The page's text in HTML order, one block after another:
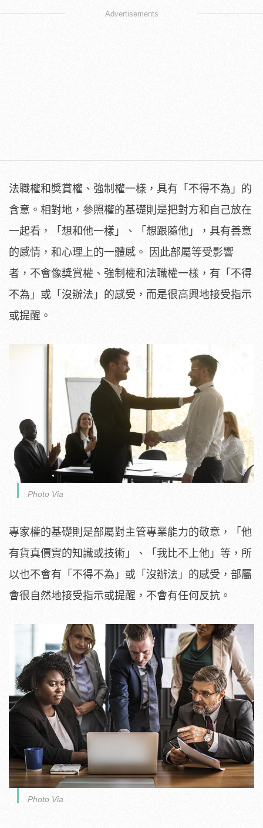
Advertisements
法職權和獎賞權、強制權一樣，具有「不得不為」的
含意。相對地，參照權的基礎則是把對方和自己放在
一起看，「想和他一樣」、「想跟隨他」，具有善意
的感情，和心理上的一體感。 因此部屬等受影響
者，不會像獎賞權、強制權和法職權一樣，有「不得
不為」或「沒辦法」的感受，而是很高興地接受指示
或提醒。
Photo Via
專家權的基礎則是部屬對主管專業能力的敬意，「他
有貨真價實的知識或技術」、「我比不上他」等，所
以也不會有「不得不為」或「沒辦法」的感受，部屬
會很自然地接受指示或提醒，不會有任何反抗。
Photo Via